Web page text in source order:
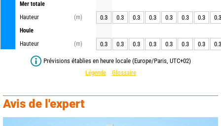
Mer totale
Hauteur
(m)
Houle
Hauteur
(m)
0.3 0.3 0.3 0.3 0.3 0.3 0.3 0.3
0.3 0.3 0.3 0.3 0.3 0.3 0.3 0.3
Prévisions établies en heure locale (Europe/Paris, UTC+02)
Légende
Glossaire
Avis de l'expert